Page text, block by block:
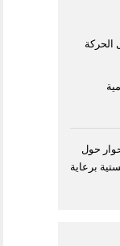
2026” يعزز الحوار حول
برعاية